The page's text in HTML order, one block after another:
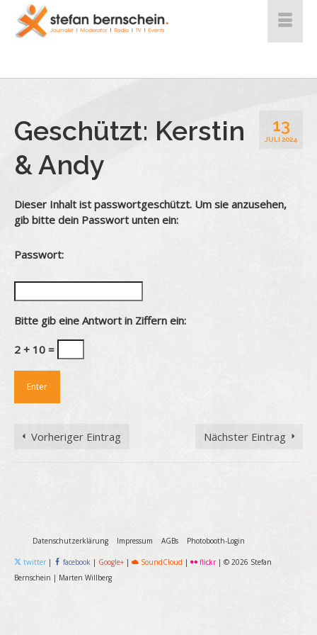
13
JULI 2024
Geschützt: Kerstin
& Andy
Dieser Inhalt ist passwortgeschützt. Um sie anzusehen,
gib bitte dein Passwort unten ein:
Passwort:
Bitte gib eine Antwort in Ziffern ein:
2 + 10 =
Vorheriger Eintrag Nächster Eintrag
Datenschutzerklärung Impressum AGBs Photobooth-Login
twitter | facebook | Google+ | SoundCloud | flickr| © 2026 Stefan
Bernschein | Marten Willberg